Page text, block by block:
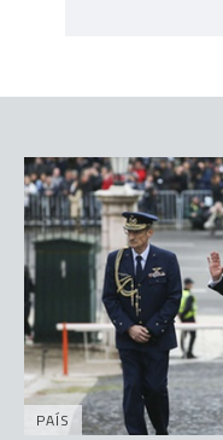
PAÍS